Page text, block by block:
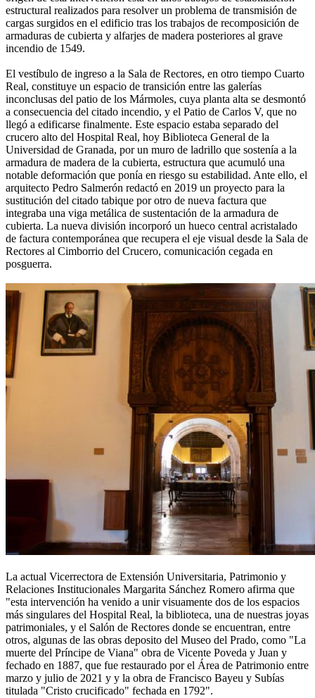
estructural realizados para resolver un problema de transmisión de
cargas surgidos en el edificio tras los trabajos de recomposición de
armaduras de cubierta y alfarjes de madera posteriores al grave
incendio de 1549.
El vestíbulo de ingreso a la Sala de Rectores, en otro tiempo Cuarto
Real, constituye un espacio de transición entre las galerías
inconclusas del patio de los Mármoles, cuya planta alta se desmontó
a consecuencia del citado incendio, y el Patio de Carlos V, que no
llegó a edificarse finalmente. Este espacio estaba separado del
crucero alto del Hospital Real, hoy Biblioteca General de la
Universidad de Granada, por un muro de ladrillo que sostenía a la
armadura de madera de la cubierta, estructura que acumuló una
notable deformación que ponía en riesgo su estabilidad. Ante ello, el
arquitecto Pedro Salmerón redactó en 2019 un proyecto para la
sustitución del citado tabique por otro de nueva factura que
integraba una viga metálica de sustentación de la armadura de
cubierta. La nueva división incorporó un hueco central acristalado
de factura contemporánea que recupera el eje visual desde la Sala de
Rectores al Cimborrio del Crucero, comunicación cegada en
posguerra.
La actual Vicerrectora de Extensión Universitaria, Patrimonio y
Relaciones Institucionales Margarita Sánchez Romero afirma que
"esta intervención ha venido a unir visuamente dos de los espacios
más singulares del Hospital Real, la biblioteca, una de nuestras joyas
patrimoniales, y el Salón de Rectores donde se encuentran, entre
otros, algunas de las obras deposito del Museo del Prado, como "La
muerte del Príncipe de Viana" obra de Vicente Poveda y Juan y
fechado en 1887, que fue restaurado por el Área de Patrimonio entre
marzo y julio de 2021 y y la obra de Francisco Bayeu y Subías
titulada "Cristo crucificado" fechada en 1792".